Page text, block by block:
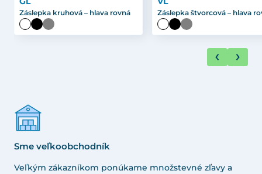
Záslepka kruhová – hlava rovná Záslepka štvorcová – hlava
Sme veľkoobchodník
Veľkým zákazníkom ponúkame množstevné zľavy a